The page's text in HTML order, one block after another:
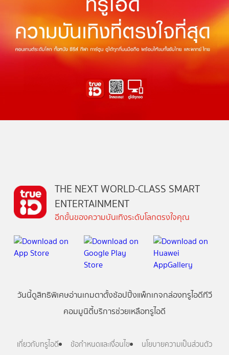
THE NEXT WORLD-CLASS SMART
ENTERTAINMENT
อีกขั้นของความบันเทิงระดับโลกตรงใจคุณ
วันนี้ดูสิทธิพิเศษอ่านเกมตาตั้งช้อปปิ้งแพ็กเกจกล่องทรูไอดีทีวี
คอมมูนิตี้บริการช่วยเหลือทรูไอดี
เกี่ยวกับทรูไอดี ข้อกำหนดและเงื่อนไข นโยบายความเป็นส่วนตัว